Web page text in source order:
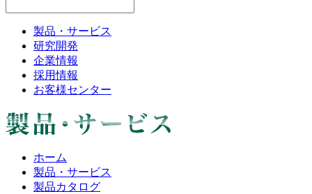
製品・サービス
研究開発
企業情報
採用情報
お客様センター
ホーム
製品・サービス
製品カタログ